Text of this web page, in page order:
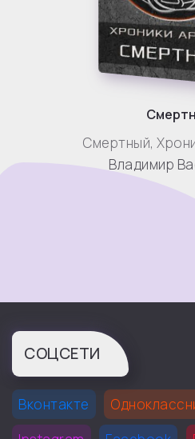
Смертный,
Владимир
СОЦСЕТИ
Вконтакте